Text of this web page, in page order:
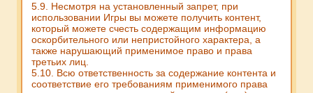
5.9. Несмотря на установленный запрет, при
использовании Игры вы можете получить контент,
который можете счесть содержащим информацию
оскорбительного или непристойного характера, а
также нарушающий применимое право и права
третьих лиц.
5.10. Всю ответственность за содержание контента и
соответствие его требованиям применимого права